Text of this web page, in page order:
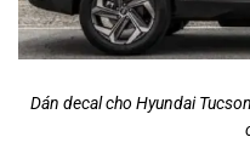
Dán decal cho Hyundai